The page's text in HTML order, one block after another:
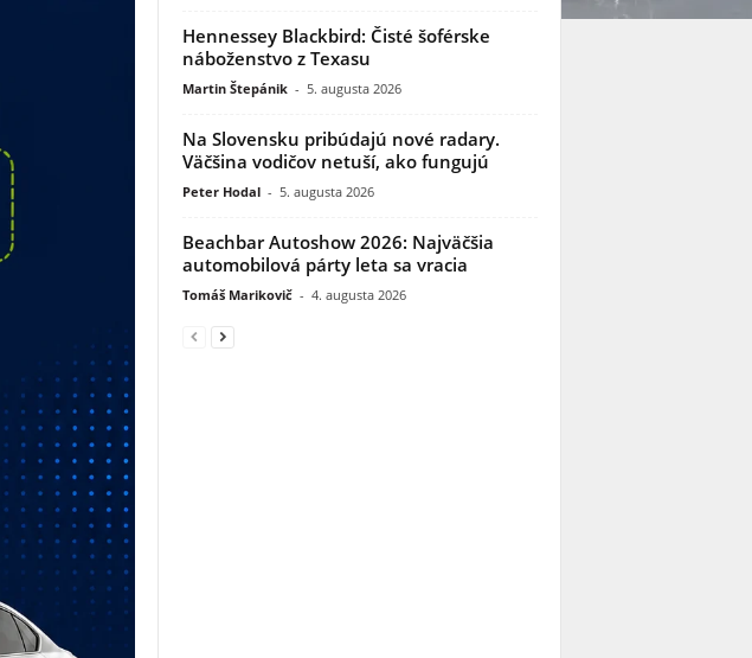
Hennessey Blackbird: Čisté šoférske
náboženstvo z Texasu
Martin Štepánik - 5. augusta 2026
Na Slovensku pribúdajú nové radary.
Väčšina vodičov netuší, ako fungujú
Peter Hodal - 5. augusta 2026
Beachbar Autoshow 2026: Najväčšia
automobilová párty leta sa vracia
Tomáš Marikovič - 4. augusta 2026